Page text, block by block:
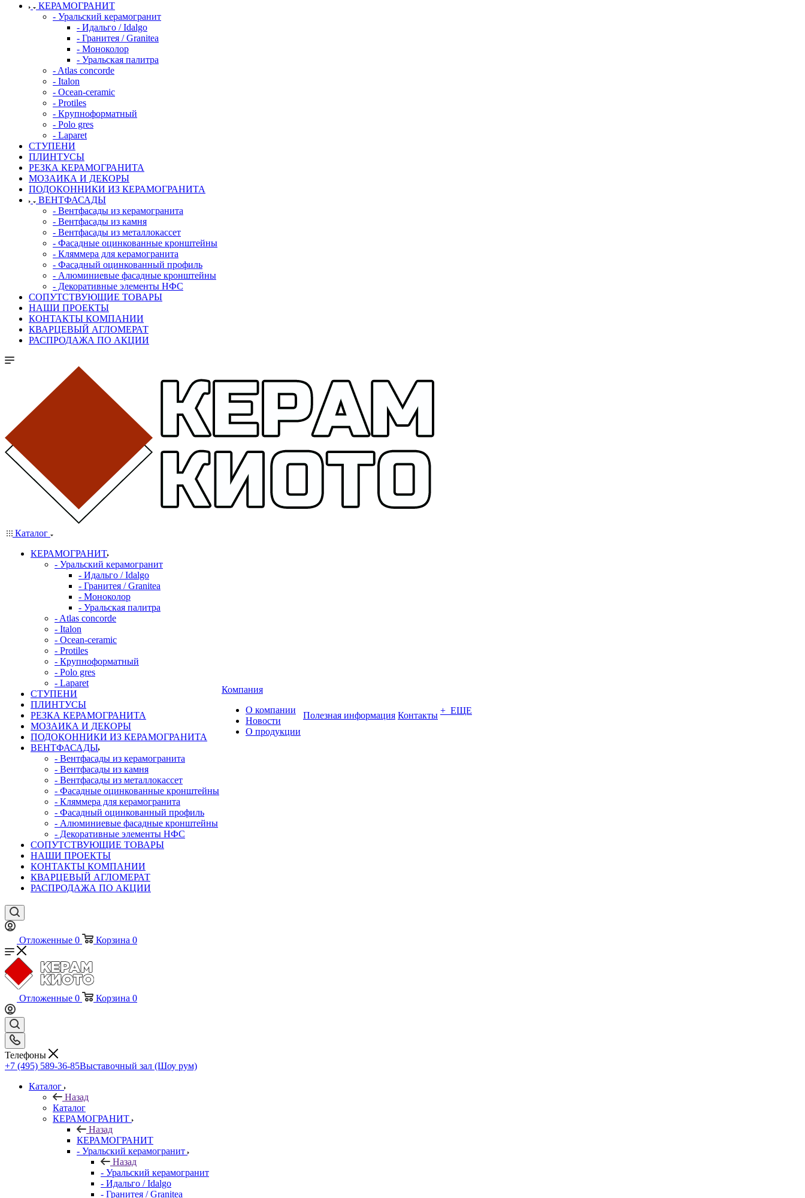
КЕРАМОГРАНИТ
- Уральский керамогранит
- Идальго / Idalgo
- Гранитея / Granitea
- Моноколор
- Уральская палитра
- Atlas concorde
- Italon
- Ocean-ceramic
- Protiles
- Крупноформатный
- Polo gres
- Laparet
СТУПЕНИ
ПЛИНТУСЫ
РЕЗКА КЕРАМОГРАНИТА
МОЗАИКА И ДЕКОРЫ
ПОДОКОННИКИ ИЗ КЕРАМОГРАНИТА
ВЕНТФАСАДЫ
- Вентфасады из керамогранита
- Вентфасады из камня
- Вентфасады из металлокассет
- Фасадные оцинкованные кронштейны
- Кляммера для керамогранита
- Фасадный оцинкованный профиль
- Алюминиевые фасадные кронштейны
- Декоративные элементы НФС
СОПУТСТВУЮЩИЕ ТОВАРЫ
НАШИ ПРОЕКТЫ
КОНТАКТЫ КОМПАНИИ
КВАРЦЕВЫЙ АГЛОМЕРАТ
РАСПРОДАЖА ПО АКЦИИ
Каталог
КЕРАМОГРАНИТ
- Уральский керамогранит
- Идальго / Idalgo
- Гранитея / Granitea
- Моноколор
- Уральская палитра
- Atlas concorde
- Italon
- Ocean-ceramic
- Protiles
- Крупноформатный
- Polo gres
- Laparet
СТУПЕНИ
ПЛИНТУСЫ
РЕЗКА КЕРАМОГРАНИТА
МОЗАИКА И ДЕКОРЫ
ПОДОКОННИКИ ИЗ КЕРАМОГРАНИТА
ВЕНТФАСАДЫ
- Вентфасады из керамогранита
- Вентфасады из камня
- Вентфасады из металлокассет
- Фасадные оцинкованные кронштейны
- Кляммера для керамогранита
- Фасадный оцинкованный профиль
- Алюминиевые фасадные кронштейны
- Декоративные элементы НФС
СОПУТСТВУЮЩИЕ ТОВАРЫ
НАШИ ПРОЕКТЫ
КОНТАКТЫ КОМПАНИИ
КВАРЦЕВЫЙ АГЛОМЕРАТ
РАСПРОДАЖА ПО АКЦИИ
Компания
О компании
Новости
О продукции
Полезная информация Контакты + ЕЩЕ
Отложенные 0 Корзина 0
Отложенные 0 Корзина 0
Телефоны
+7 (495) 589-36-85Выставочный зал (Шоу рум)
Каталог
Назад
Каталог
КЕРАМОГРАНИТ
Назад
КЕРАМОГРАНИТ
- Уральский керамогранит
Назад
- Уральский керамогранит
- Идальго / Idalgo
- Гранитея / Granitea